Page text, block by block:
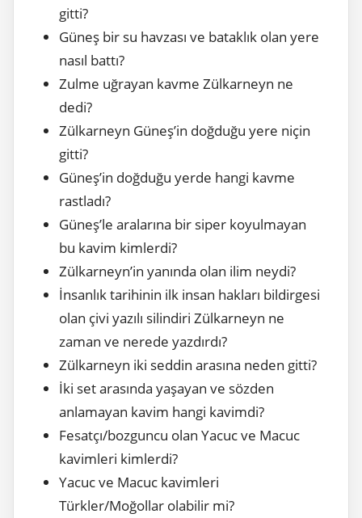
gitti?
Güneş bir su havzası ve bataklık olan yere
nasıl battı?
Zulme uğrayan kavme Zülkarneyn ne
dedi?
Zülkarneyn Güneş’in doğduğu yere niçin
gitti?
Güneş’in doğduğu yerde hangi kavme
rastladı?
Güneş’le aralarına bir siper koyulmayan
bu kavim kimlerdi?
Zülkarneyn’in yanında olan ilim neydi?
İnsanlık tarihinin ilk insan hakları bildirgesi
olan çivi yazılı silindiri Zülkarneyn ne
zaman ve nerede yazdırdı?
Zülkarneyn iki seddin arasına neden gitti?
İki set arasında yaşayan ve sözden
anlamayan kavim hangi kavimdi?
Fesatçı/bozguncu olan Yacuc ve Macuc
kavimleri kimlerdi?
Yacuc ve Macuc kavimleri
Türkler/Moğollar olabilir mi?